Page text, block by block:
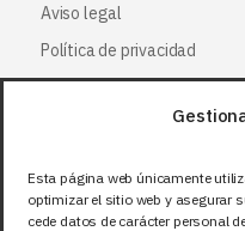
Esta página web únicamente
optimizar el sitio web y asegurar
cede datos de carácter personal
Aviso legal
Política de privacidad
Política de cookies
Síguenos
Facebook